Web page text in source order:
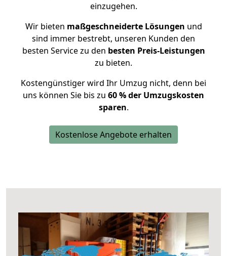
einzugehen.
Wir bieten maßgeschneiderte Lösungen und
sind immer bestrebt, unseren Kunden den
besten Service zu den besten Preis-Leistungen
zu bieten.
Kostengünstiger wird Ihr Umzug nicht, denn bei
uns können Sie bis zu 60 % der Umzugskosten
sparen.
Kostenlose Angebote erhalten